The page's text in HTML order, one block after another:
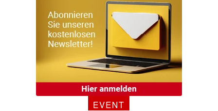
EVENT